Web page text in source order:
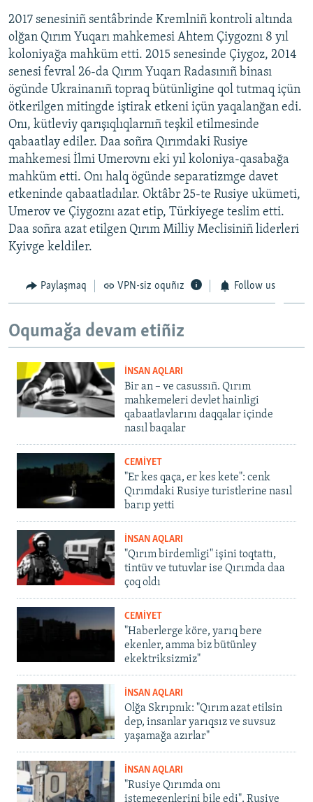
2017 senesiniñ sentâbrinde Kremlniñ kontroli altında
olğan Qırım Yuqarı mahkemesi Ahtem Çiygoznı 8 yıl
koloniyağa mahküm etti. 2015 senesinde Çiygoz, 2014
senesi fevral 26-da Qırım Yuqarı Radasınıñ binası
ögünde Ukrainanıñ topraq bütünligine qol tutmaq içün
ötkerilgen mitingde iştirak etkeni içün yaqalanğan edi.
Onı, kütleviy qarışıqlıqlarnıñ teşkil etilmesinde
qabaatlay ediler. Daa soñra Qırımdaki Rusiye
mahkemesi İlmi Umerovnı eki yıl koloniya-qasabağa
mahküm etti. Onı halq ögünde separatizmge davet
etkeninde qabaatladılar. Oktâbr 25-te Rusiye ukümeti,
Umerov ve Çiygoznı azat etip, Türkiyege teslim etti.
Daa soñra azat etilgen Qırım Milliy Meclisiniñ liderleri
Kyivge keldiler.
Paylaşmaq VPN-siz oquñız Follow us
Oqumağa devam etiñiz
İNSAN AQLARI
Bir an – ve casussıñ. Qırım
mahkemeleri devlet hainligi
qabaatlavlarını daqqalar içinde
nasıl baqalar
CEMİYET
"Er kes qaça, er kes kete": cenk
Qırımdaki Rusiye turistlerine nasıl
barıp yetti
İNSAN AQLARI
"Qırım birdemligi" işini toqtattı,
tintüv ve tutuvlar ise Qırımda daa
çoq oldı
CEMİYET
"Haberlerge köre, yarıq bere
ekenler, amma biz bütünley
ekektriksizmiz"
İNSAN AQLARI
Olğa Skrıpnık: "Qırım azat etilsin
dep, insanlar yarıqsız ve suvsuz
yaşamağa azırlar"
İNSAN AQLARI
"Rusiye Qırımda onı
istemegenlerini bile edi". Rusiye